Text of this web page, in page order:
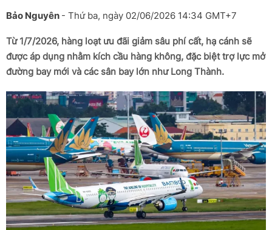
Bảo Nguyên - Thứ ba, ngày 02/06/2026 14:34 GMT+7
Từ 1/7/2026, hàng loạt ưu đãi giảm sâu phí cất, hạ cánh sẽ
được áp dụng nhằm kích cầu hàng không, đặc biệt trợ lực mở
đường bay mới và các sân bay lớn như Long Thành.